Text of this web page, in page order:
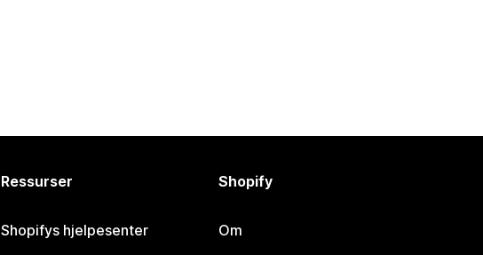
Ressurser
Shopifys hjelpesenter
Shopify
Om